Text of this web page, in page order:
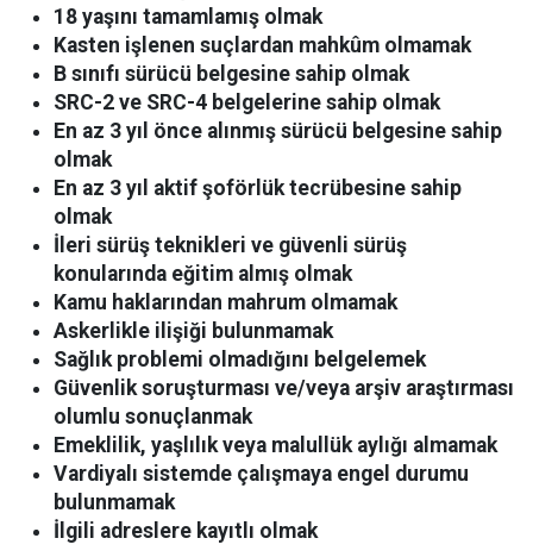
18 yaşını tamamlamış olmak
Kasten işlenen suçlardan mahkûm olmamak
B sınıfı sürücü belgesine sahip olmak
SRC-2 ve SRC-4 belgelerine sahip olmak
En az 3 yıl önce alınmış sürücü belgesine sahip
olmak
En az 3 yıl aktif şoförlük tecrübesine sahip
olmak
İleri sürüş teknikleri ve güvenli sürüş
konularında eğitim almış olmak
Kamu haklarından mahrum olmamak
Askerlikle ilişiği bulunmamak
Sağlık problemi olmadığını belgelemek
Güvenlik soruşturması ve/veya arşiv araştırması
olumlu sonuçlanmak
Emeklilik, yaşlılık veya malullük aylığı almamak
Vardiyalı sistemde çalışmaya engel durumu
bulunmamak
İlgili adreslere kayıtlı olmak